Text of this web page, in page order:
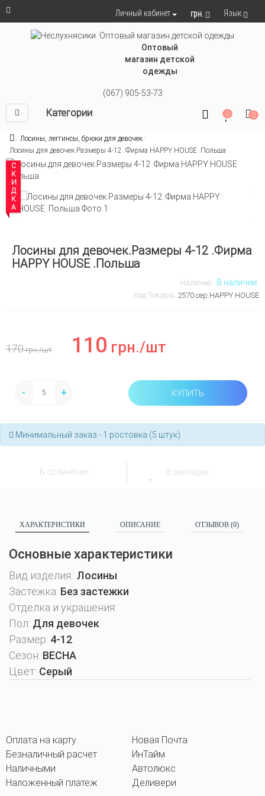
Личный кабинет грн. Язык
Оптовый
магазин детской
одежды
(067) 905-53-73
Категории 0 0
Лосины, леггинсы, брюки для девочек
Лосины для девочек.Размеры 4-12 .Фирма HAPPY HOUSE .Польша
СКИДКА
Лосины для девочек.Размеры 4-12 .Фирма
HAPPY HOUSE .Польша
Наличие: В наличии
Код Товара: 2570.сер.HAPPY HOUSE
170грн./шт 110 грн./шт
- + КУПИТЬ
Минимальный заказ - 1 ростовка (5 штук)
В сравнение В закладки
ХАРАКТЕРИСТИКИ ОПИСАНИЕ ОТЗЫВОВ (0)
Основные характеристики
Вид изделия:: Лосины
Застежка: Без застежки
Отделка и украшения:
Пол: Для девочек
Размер: 4-12
Сезон: ВЕСНА
Цвет: Серый
Оплата на карту
Безналичный расчет
Наличными
Наложенный платеж
Новая Почта
ИнТайм
Автолюкс
Деливери